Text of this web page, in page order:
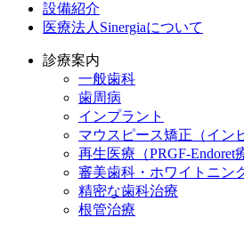
設備紹介
医療法人Sinergiaについて
診療案内
一般歯科
歯周病
インプラント
マウスピース矯正（イン
再生医療（PRGF-Endoret
審美歯科・ホワイトニン
精密な歯科治療
根管治療